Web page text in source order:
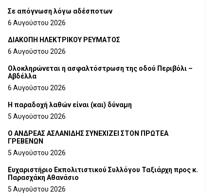
Σε απόγνωση λόγω αδέσποτων
6 Αυγούστου 2026
ΔΙΑΚΟΠΗ ΗΛΕΚΤΡΙΚΟΥ ΡΕΥΜΑΤΟΣ
6 Αυγούστου 2026
Ολοκληρώνεται η ασφαλτόστρωση της οδού Περιβόλι –
Αβδέλλα
6 Αυγούστου 2026
H παραδοχή λαθών είναι (και) δύναμη
5 Αυγούστου 2026
Ο ΑΝΔΡΕΑΣ ΑΣΛΑΝΙΔΗΣ ΣΥΝΕΧΙΖΕΙ ΣΤΟΝ ΠΡΩΤΕΑ
ΓΡΕΒΕΝΩΝ
5 Αυγούστου 2026
Ευχαριστήριο Εκπολιτιστικού Συλλόγου Ταξιάρχη προς κ.
Παρασχάκη Αθανάσιο
5 Αυγούστου 2026